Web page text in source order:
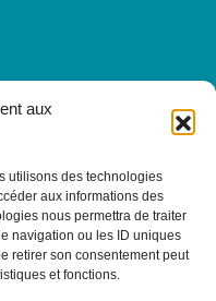
aux
utilisons des technologies
aux informations des
nous permettra de traiter
navigation ou les ID uniques
retirer son consentement peut
et fonctions.